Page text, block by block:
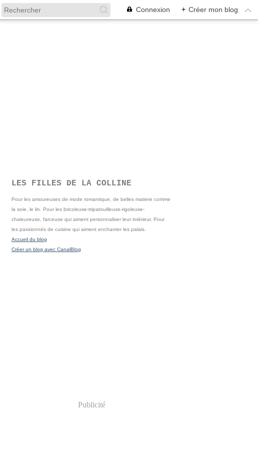
Connexion + Créer mon blog
LES FILLES DE LA COLLINE
Pour les amoureuses de mode romantique, de belles matiere comme
la soie, le lin. Pour les bricoleuse-tripatouilleuse-rigoleuse-
chaleureuse, farceuse qui aiment personnaliser leur intérieur. Pour
les passionnés de cuisine qui aiment enchanter les palais.
Accueil du blog
Créer un blog avec CanalBlog
Publicité